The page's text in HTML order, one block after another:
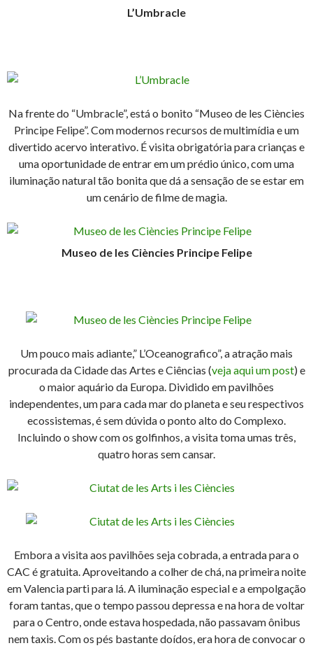
L’Umbracle
Na frente do “Umbracle”, está o bonito “Museo de les Ciències
Principe Felipe”. Com modernos recursos de multimídia e um
divertido acervo interativo. É visita obrigatória para crianças e
uma oportunidade de entrar em um prédio único, com uma
iluminação natural tão bonita que dá a sensação de se estar em
um cenário de filme de magia.
Museo de les Ciències Principe Felipe
Um pouco mais adiante,” L’Oceanografico”, a atração mais
procurada da Cidade das Artes e Ciências (veja aqui um post) e
o maior aquário da Europa. Dividido em pavilhões
independentes, um para cada mar do planeta e seu respectivos
ecossistemas, é sem dúvida o ponto alto do Complexo.
Incluindo o show com os golfinhos, a visita toma umas três,
quatro horas sem cansar.
Embora a visita aos pavilhões seja cobrada, a entrada para o
CAC é gratuita. Aproveitando a colher de chá, na primeira noite
em Valencia parti para lá. A iluminação especial e a empolgação
foram tantas, que o tempo passou depressa e na hora de voltar
para o Centro, onde estava hospedada, não passavam ônibus
nem taxis. Com os pés bastante doídos, era hora de convocar o